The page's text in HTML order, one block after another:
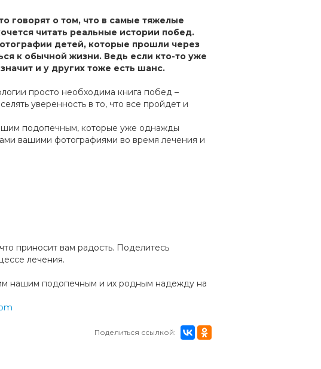
говорят о том, что в самые тяжелые
читать реальные истории побед.
детей, которые прошли через
к обычной жизни. Ведь если кто-то уже
и у других тоже есть шанс.
просто необходима книга побед –
уверенность в то, что все пройдет и
подопечным, которые уже однажды
вашими фотографиями во время лечения и
приносит вам радость. Поделитесь
лечения.
нашим подопечным и их родным надежду на
Поделиться ссылкой: